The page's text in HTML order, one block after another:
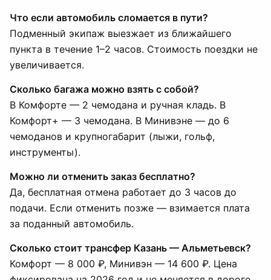
Что если автомобиль сломается в пути?
Подменный экипаж выезжает из ближайшего
пункта в течение 1–2 часов. Стоимость поездки не
увеличивается.
Сколько багажа можно взять с собой?
В Комфорте — 2 чемодана и ручная кладь. В
Комфорт+ — 3 чемодана. В Минивэне — до 6
чемоданов и крупногабарит (лыжи, гольф,
инструменты).
Можно ли отменить заказ бесплатно?
Да, бесплатная отмена работает до 3 часов до
подачи. Если отменить позже — взимается плата
за поданный автомобиль.
Сколько стоит трансфер Казань — Альметьевск?
Комфорт — 8 000 ₽, Минивэн — 14 600 ₽. Цена